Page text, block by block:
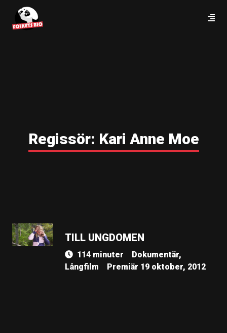
Regissör: Kari Anne Moe
TILL UNGDOMEN
114 minuter
Dokumentär,
Långfilm
Premiär 19 oktober, 2012